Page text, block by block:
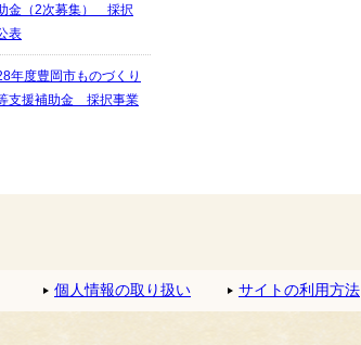
金（2次募集） 採択
表
年度豊岡市ものづくり
支援補助金 採択事業
個人情報の取り扱い サイトの利用方法